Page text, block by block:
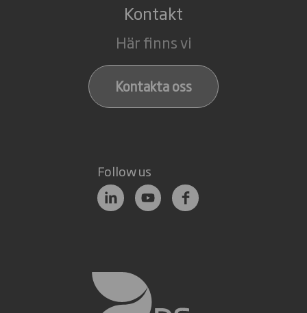
Kontakt
Här finns vi
Kontakta oss
Follow us